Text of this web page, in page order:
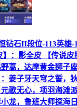
钻石II段位-113英雄-
】：影全皮 【传说
蒿，达摩黄金狮子
：姜子牙天穹之誓，
歌无心，项羽海滩
龙，鲁班大师探海